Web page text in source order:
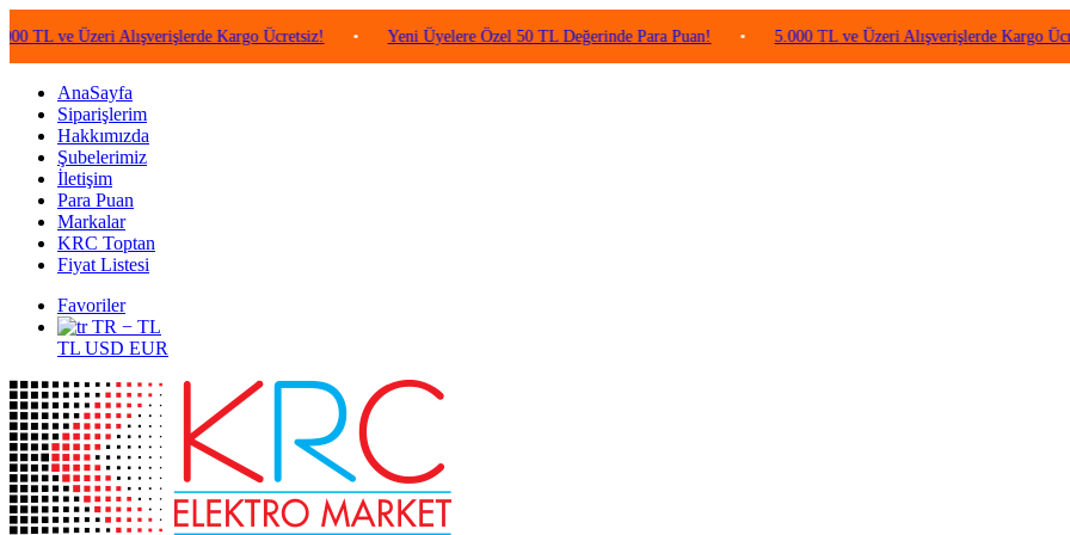
Üzeri Alışverişlerde Kargo Ücretsiz! • Yeni Üyelere Özel 50 TL Değerinde Para Puan! • 5.000 TL ve Üzeri Alışverişlerde Kargo Ücretsiz!
AnaSayfa
Siparişlerim
Hakkımızda
Şubelerimiz
İletişim
Para Puan
Markalar
KRC Toptan
Fiyat Listesi
Favoriler
TR − TL
TL USD EUR